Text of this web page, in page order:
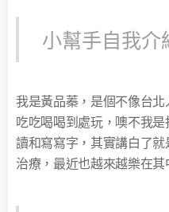
小幫手自我介
我是黃品蓁，是個不像台
吃吃喝喝到處玩，噢不我
讀和寫寫字，其實講白了
治療，最近也越來越樂在